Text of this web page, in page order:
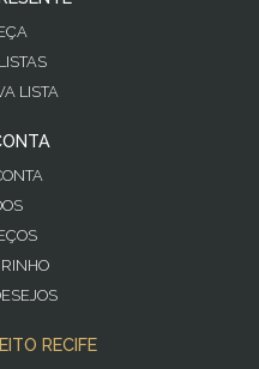
LISTA
RECIFE